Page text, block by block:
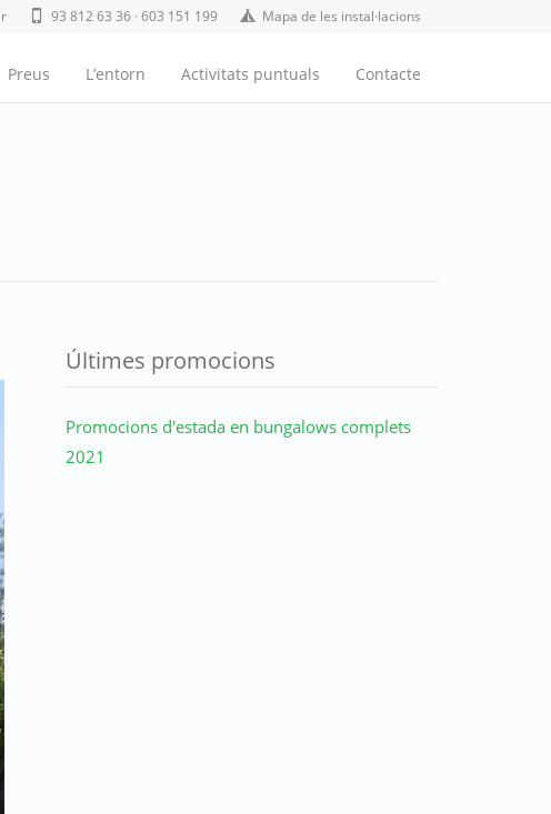
93 812 63 36 · 603 151 199 Mapa de les instal·lacions
Preus L’entorn Activitats puntuals Contacte
Últimes promocions
Promocions d'estada en bungalows complets
2021